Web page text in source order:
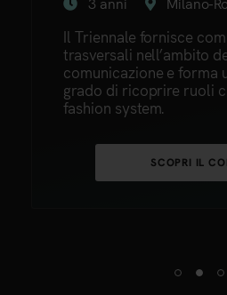
Il Triennale fornisce
trasversali nell’ambito
comunicazione e forma
grado di ricoprire ruoli
fashion system.
SCOPRI IL